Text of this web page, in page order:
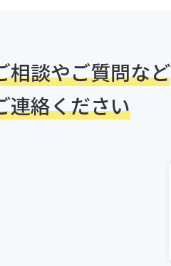
相談やご質問など
連絡ください